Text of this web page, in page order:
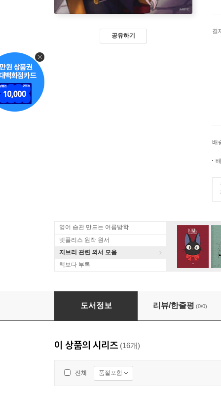
공유하기
결
배
영어 습관 만드는 여름방학
넷플리스 원작 원서
지브리 관련 외서 모음
책보다 부록
四度目は嫌な死屬性魔術師 12
도서정보 리뷰/한줄평 (0/0)
이 상품의 시리즈 (16개)
전체 품절포함